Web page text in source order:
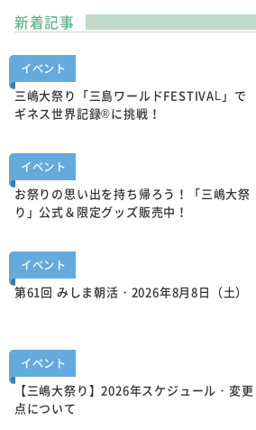
新着記事
イベント
三嶋大祭り「三島ワールドFESTIVAL」で
ギネス世界記録®に挑戦！
イベント
お祭りの思い出を持ち帰ろう！「三嶋大祭
り」公式＆限定グッズ販売中！
イベント
第61回 みしま朝活・2026年8月8日（土）
イベント
【三嶋大祭り】2026年スケジュール・変更
点について